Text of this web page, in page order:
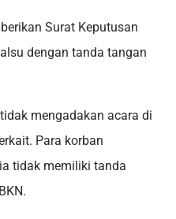
Surat Keputusan
dengan tanda tangan
mengadakan acara di
Para korban
tidak memiliki tanda